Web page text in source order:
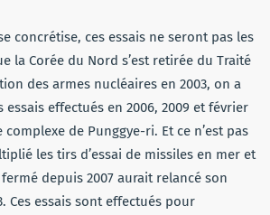
concrétise, ces essais ne seront pas les
la Corée du Nord s’est retirée du Traité
des armes nucléaires en 2003, on a
effectués en 2006, 2009 et février
de Punggye-ri. Et ce n’est pas
les tirs d’essai de missiles en mer et
depuis 2007 aurait relancé son
Ces essais sont effectués pour